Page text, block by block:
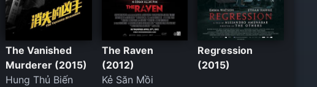
The Vanished
Murderer (2015)
Hung Thủ Biến
The Raven
(2012)
Kẻ Săn Mồi
Regression
(2015)